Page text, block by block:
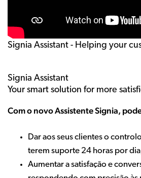
Signia Assistant - Helping your
Signia Assistant
Your smart solution for more
Com o novo Assistente Signia,
Dar aos seus clientes o
terem suporte 24 horas por
Aumentar a satisfação e